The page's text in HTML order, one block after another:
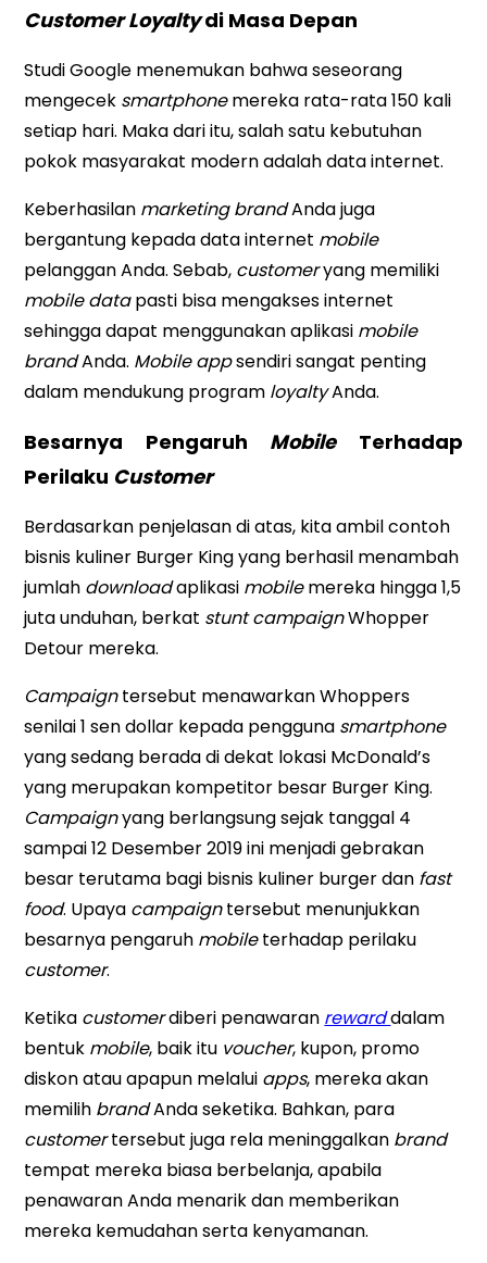
Customer Loyaltydi Masa Depan
Studi Google menemukan bahwa seseorang
mengecek smartphonemereka rata-rata 150 kali
setiap hari. Maka dari itu, salah satu kebutuhan
pokok masyarakat modern adalah data internet.
Keberhasilan marketing brandAnda juga
bergantung kepada data internet mobile
pelanggan Anda. Sebab, customeryang memiliki
mobile datapasti bisa mengakses internet
sehingga dapat menggunakan aplikasi mobile
brandAnda. Mobile appsendiri sangat penting
dalam mendukung program loyaltyAnda.
Besarnya Pengaruh Mobile Terhadap
Perilaku Customer
Berdasarkan penjelasan di atas, kita ambil contoh
bisnis kuliner Burger King yang berhasil menambah
jumlah downloadaplikasi mobilemereka hingga 1,5
juta unduhan, berkat stunt campaignWhopper
Detour mereka.
Campaigntersebut menawarkan Whoppers
senilai 1 sen dollar kepada pengguna smartphone
yang sedang berada di dekat lokasi McDonald’s
yang merupakan kompetitor besar Burger King.
Campaignyang berlangsung sejak tanggal 4
sampai 12 Desember 2019 ini menjadi gebrakan
besar terutama bagi bisnis kuliner burger dan fast
food. Upaya campaigntersebut menunjukkan
besarnya pengaruh mobileterhadap perilaku
customer.
Ketika customerdiberi penawaran rewarddalam
bentuk mobile, baik itu voucher, kupon, promo
diskon atau apapun melalui apps, mereka akan
memilih brandAnda seketika. Bahkan, para
customertersebut juga rela meninggalkan brand
tempat mereka biasa berbelanja, apabila
penawaran Anda menarik dan memberikan
mereka kemudahan serta kenyamanan.